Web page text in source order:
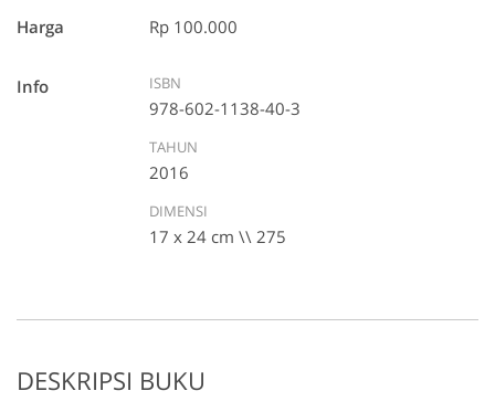
Harga Rp 100.000
Info ISBN
978-602-1138-40-3
TAHUN
2016
DIMENSI
17 x 24 cm \\ 275
DESKRIPSI BUKU